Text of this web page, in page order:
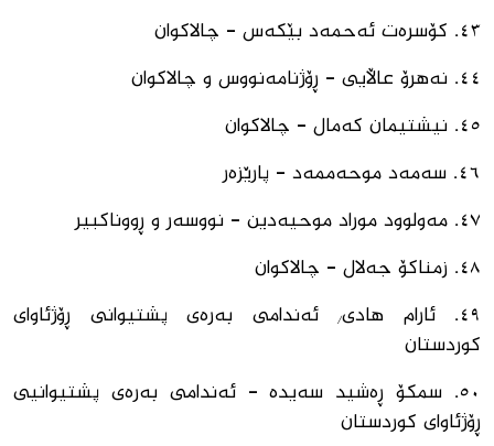
٤٣. ⁠كۆسرەت ئەحمەد بێكەس - چالاكوان
٤٤. ⁠نەهرۆ عاڵایی - ڕۆژنامەنووس و چالاكوان
٤٥. ⁠نیشتیمان كەمال - چالاكوان
٤٦. ⁠سەمەد موحەممەد - پارێزەر
٤٧. مەولوود موراد موحیەدین - نووسەر و ڕووناکبیر
٤٨. ⁠زمناكۆ جەلال - چالاكوان
٤٩. ⁠ئارام هادی/ ئەندامی بەرەی پشتیوانی ڕۆژئاوای
کوردستان
٥٠. سمکۆ ڕەشید سەیدە - ئەندامی بەرەی پشتیوانیی
ڕۆژئاوای کوردستان